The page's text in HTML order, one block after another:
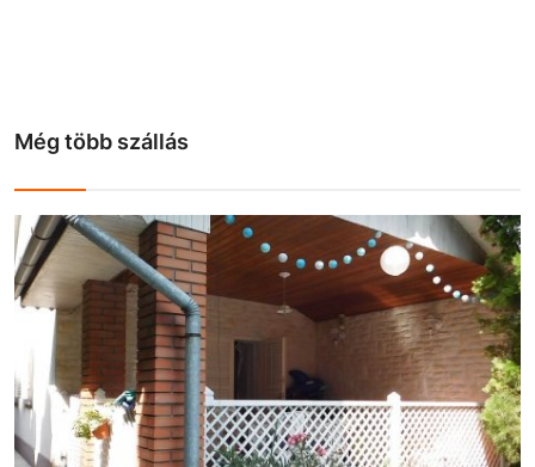
Még több szállás